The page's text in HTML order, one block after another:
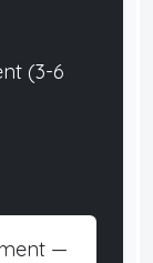
(3-6
—